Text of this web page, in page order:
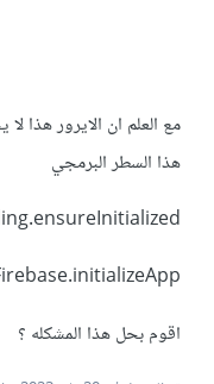
هذا السطر البرمجي
اقوم بحل هذا المشكله ؟